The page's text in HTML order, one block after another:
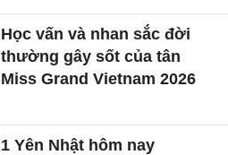
Học vấn và nhan sắc đời
thường gây sốt của tân
Miss Grand Vietnam 2026
1 Yên Nhật hôm nay